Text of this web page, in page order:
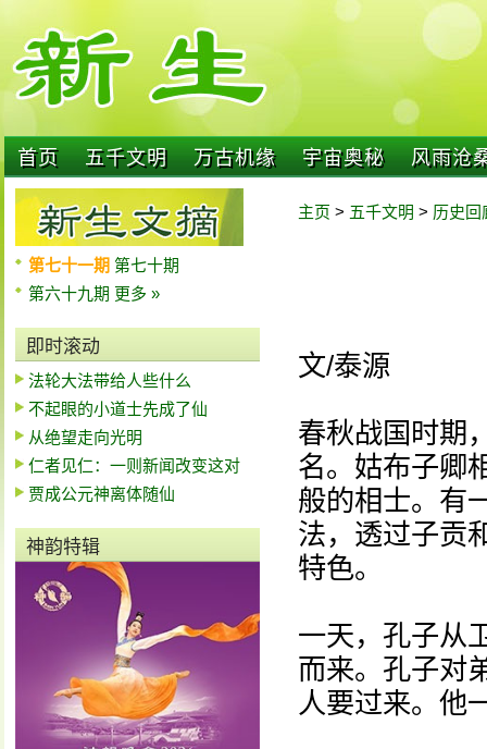
首页 五千文明 万古机缘 宇宙奥秘 风雨沧
第七十一期 第七十期
第六十九期 更多 »
即时滚动
法轮大法带给人些什么
不起眼的小道士先成了仙
从绝望走向光明
仁者见仁：一则新闻改变这对
贾成公元神离体随仙
神韵特辑
主页 > 五千文明 > 历史回
文/泰源
春秋战国时期
名。姑布子卿
般的相士。有
法，透过子贡
特色。
一天，孔子从
而来。孔子对
人要过来。他